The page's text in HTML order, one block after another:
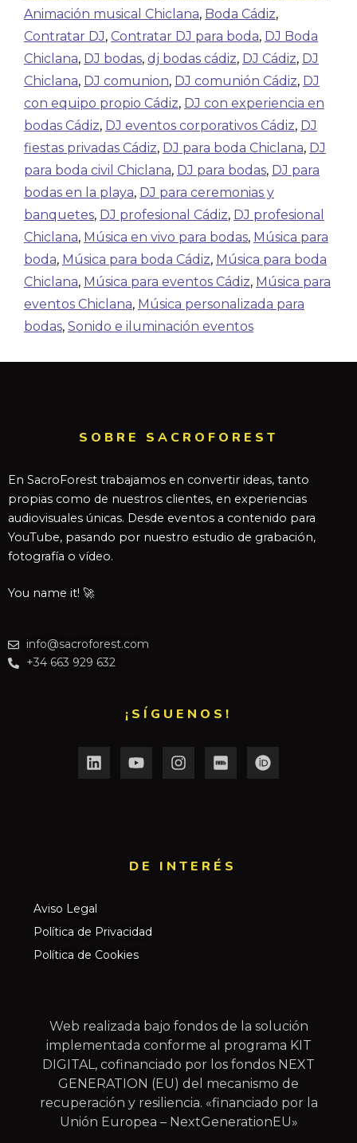
Animación musical Chiclana, Boda Cádiz,
Contratar DJ, Contratar DJ para boda, DJ Boda
Chiclana, DJ bodas, dj bodas cádiz, DJ Cádiz, DJ
Chiclana, DJ comunion, DJ comunión Cádiz, DJ
con equipo propio Cádiz, DJ con experiencia en
bodas Cádiz, DJ eventos corporativos Cádiz, DJ
fiestas privadas Cádiz, DJ para boda Chiclana, DJ
para boda civil Chiclana, DJ para bodas, DJ para
bodas en la playa, DJ para ceremonias y
banquetes, DJ profesional Cádiz, DJ profesional
Chiclana, Música en vivo para bodas, Música para
boda, Música para boda Cádiz, Música para boda
Chiclana, Música para eventos Cádiz, Música para
eventos Chiclana, Música personalizada para
bodas, Sonido e iluminación eventos
SOBRE SACROFOREST
En SacroForest trabajamos en convertir ideas, tanto
propias como de nuestros clientes, en experiencias
audiovisuales únicas. Desde eventos a contenido para
YouTube, pasando por nuestro estudio de grabación,
fotografía o vídeo.
You name it! 🚀
info@sacroforest.com
+34 663 929 632
¡SÍGUENOS!
DE INTERÉS​
Aviso Legal
Política de Privacidad
Política de Cookies
Web realizada bajo fondos de la solución
implementada conforme al programa KIT
DIGITAL, cofinanciado por los fondos NEXT
GENERATION (EU) del mecanismo de
recuperación y resiliencia. «financiado por la
Unión Europea – NextGenerationEU»